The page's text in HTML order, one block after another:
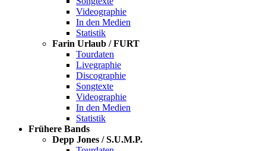
Videographie
In den Medien
Statistik
Farin Urlaub / FURT
Tourdaten
Livegraphie
Discographie
Songtexte
Videographie
In den Medien
Statistik
Frühere Bands
Depp Jones / S.U.M.P.